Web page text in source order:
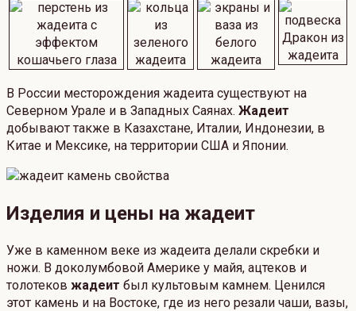
В России месторождения жадеита существуют на
Северном Урале и в Западных Саянах. Жадеит
добывают также в Казахстане, Италии, Индонезии, в
Китае и Мексике, на территории США и Японии.
Изделия и цены на жадеит
Уже в каменном веке из жадеита делали скребки и
ножи. В доколумбовой Америке у майя, ацтеков и
толотеков жадеит был культовым камнем. Ценился
этот камень и на Востоке, где из него резали чаши, вазы,